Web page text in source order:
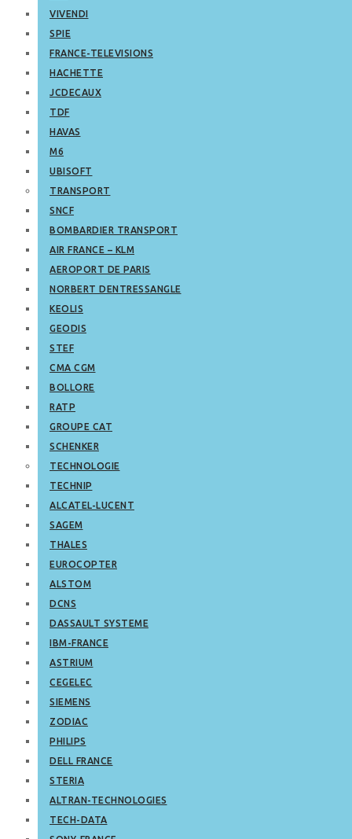
VIVENDI
SPIE
FRANCE-TELEVISIONS
HACHETTE
JCDECAUX
TDF
HAVAS
M6
UBISOFT
TRANSPORT
SNCF
BOMBARDIER TRANSPORT
AIR FRANCE – KLM
AEROPORT DE PARIS
NORBERT DENTRESSANGLE
KEOLIS
GEODIS
STEF
CMA CGM
BOLLORE
RATP
GROUPE CAT
SCHENKER
TECHNOLOGIE
TECHNIP
ALCATEL-LUCENT
SAGEM
THALES
EUROCOPTER
ALSTOM
DCNS
DASSAULT SYSTEME
IBM-FRANCE
ASTRIUM
CEGELEC
SIEMENS
ZODIAC
PHILIPS
DELL FRANCE
STERIA
ALTRAN-TECHNOLOGIES
TECH-DATA